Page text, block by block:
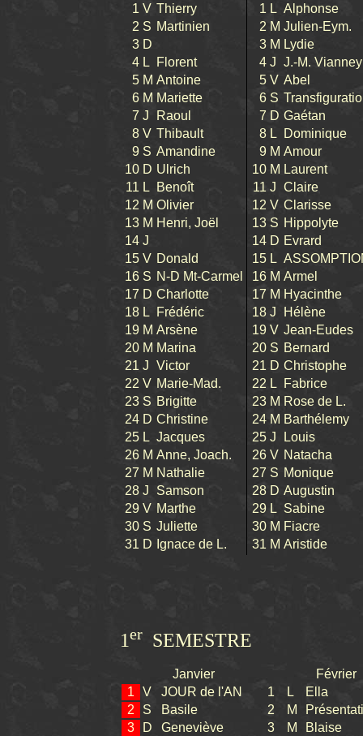
1 V Thierry
2 S Martinien
3 D
4 L
Florent
5 M Antoine
6 M Mariette
7 J
Raoul
8 V Thibault
9 S Amandine
10 D Ulrich
11 L
Benoît
12 M Olivier
13 M Henri, Joël
14 J
15 V Donald
16 S N-D Mt-Carmel
17 D Charlotte
18 L
Frédéric
19 M Arsène
20 M Marina
21 J Victor
22 V Marie-Mad.
23 S Brigitte
24 D Christine
25 L Jacques
26 M Anne, Joach.
27 M Nathalie
28 J
Samson
29 V Marthe
30 S Juliette
31 D Ignace de L.
1 L Alphonse
2 M Julien-Eym.
3 M Lydie
4 J J.-M. Vianney
5 V Abel
6 S
7 D Gaétan
8 L
Dominique
9 M Amour
10 M Laurent
11 J Claire
12 V Clarisse
13 S Hippolyte
14 D Evrard
15 L
16 M Armel
17 M Hyacinthe
18 J
Hélène
19 V Jean-Eudes
20 S Bernard
21 D Christophe
22 L
Fabrice
23 M Rose de L.
24 M Barthélemy
25 J
Louis
26 V Natacha
27 S Monique
28 D Augustin
29 L Sabine
30 M Fiacre
31 M Aristide
1er SEMESTRE
Janvier
Février
1
V JOUR de l'AN 1 L
Ella
2
S Basile 2 M
3
D Geneviève 3 M
Blaise